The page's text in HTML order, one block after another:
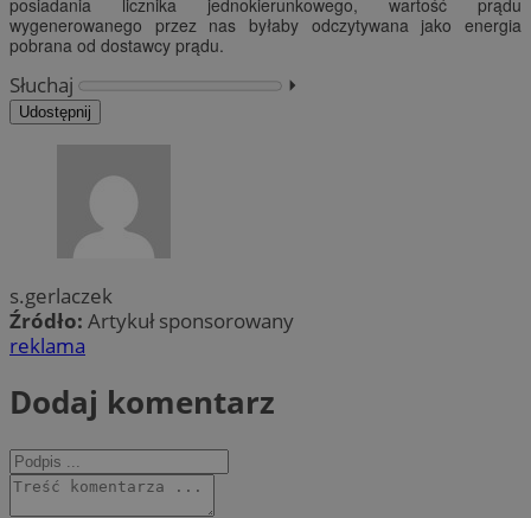
wygenerowanego przez nas byłaby odczytywana jako energia
pobrana od dostawcy prądu.
Słuchaj ⏵︎
Udostępnij
s.gerlaczek
Źródło: Artykuł sponsorowany
reklama
Dodaj komentarz